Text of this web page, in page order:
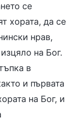
се
хората, да се
нрав,
на Бог.
в
и първата
на Бог, и